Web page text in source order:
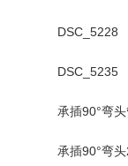
DSC_5228
DSC_5235
承插90°弯
承插90°弯头